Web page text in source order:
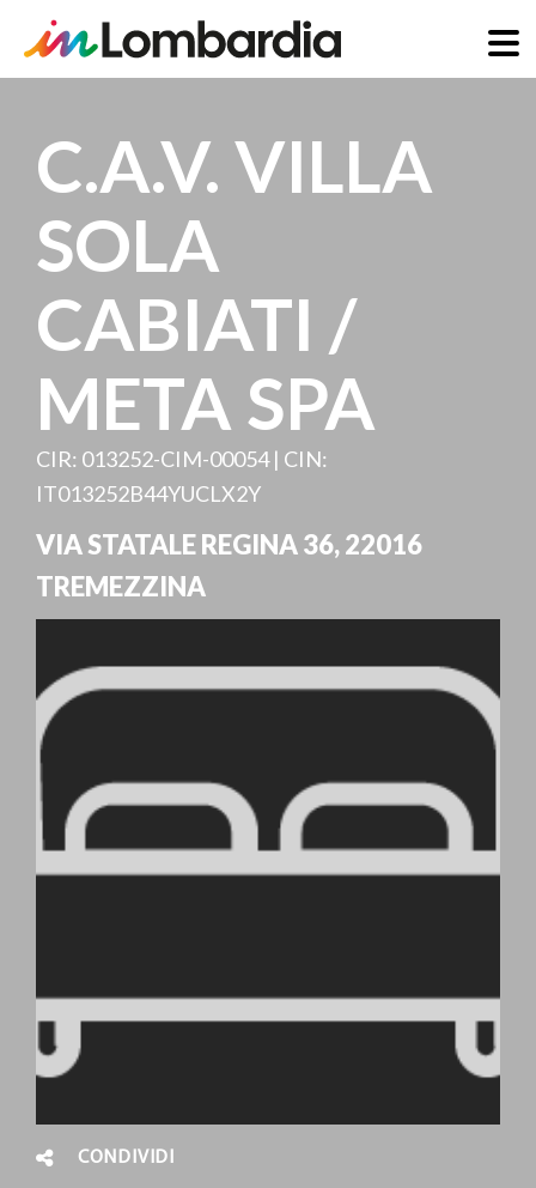
contenuto
principale
C.A.V. VILLA
SOLA
CABIATI /
META SPA
CIR: 013252-CIM-00054 | CIN:
IT013252B44YUCLX2Y
VIA STATALE REGINA 36,22016
TREMEZZINA
CONDIVIDI